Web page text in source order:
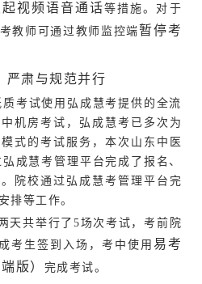
视频语音通话等措施。对于
教师可通过教师监控端 暂停考
严肃与规范并行
试使用弘成慧考提供的全流
机房考试，弘成慧考已多次为
式的考试服务，本次山东中医
成慧考管理平台完成了报名、
院校通过弘成慧考管理平台完
排等工作。
共举行了5场次考试，考前院
考生签到入场，考中使用 易考
版） 完成考试。